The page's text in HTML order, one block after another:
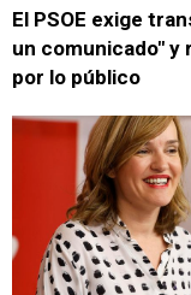
El PSOE exige
un comunicado" y
por lo público